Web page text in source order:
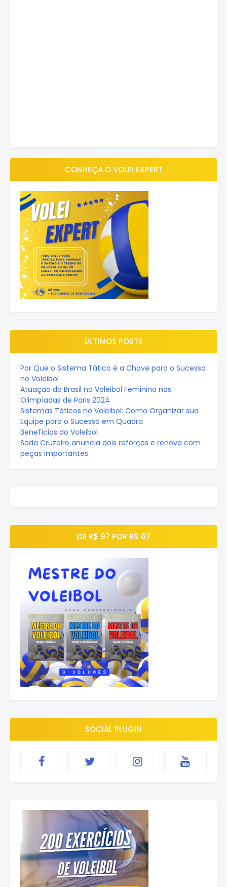
CONHEÇA O VOLEI EXPERT
ÚLTIMOS POSTS
Por Que o Sistema Tático é a Chave para o Sucesso
no Voleibol
Atuação do Brasil no Voleibol Feminino nas
Olimpíadas de Paris 2024
Sistemas Táticos no Voleibol: Como Organizar sua
Equipe para o Sucesso em Quadra
Benefícios do Voleibol
Sada Cruzeiro anuncia dois reforços e renova com
peças importantes
DE R$ 97 POR R$ 67
SOCIAL PLUGIN